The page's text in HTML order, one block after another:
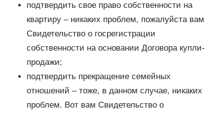
подтвердить свое право собственности на
квартиру – никаких проблем, пожалуйста вам
Свидетельство о госрегистрации
собственности на основании Договора купли-
продажи;
подтвердить прекращение семейных
отношений – тоже, в данном случае, никаких
проблем. Вот вам Свидетельство о